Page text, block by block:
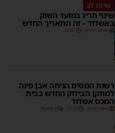
שימו לב
שינוי חריג במועד השוק
באשדוד – זה התאריך החדש
מנחם דויטש 16:07
רשות המסים הניחה אבן פינה
למתקן הבידוק החדש בבית
המכס אשדוד
משה קאהן 15:37 2 תגובות